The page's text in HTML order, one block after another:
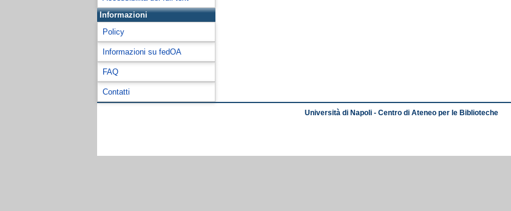
Informazioni
Policy
Informazioni su fedOA
FAQ
Contatti
Università di Napoli - Centro di Ateneo per le Biblioteche